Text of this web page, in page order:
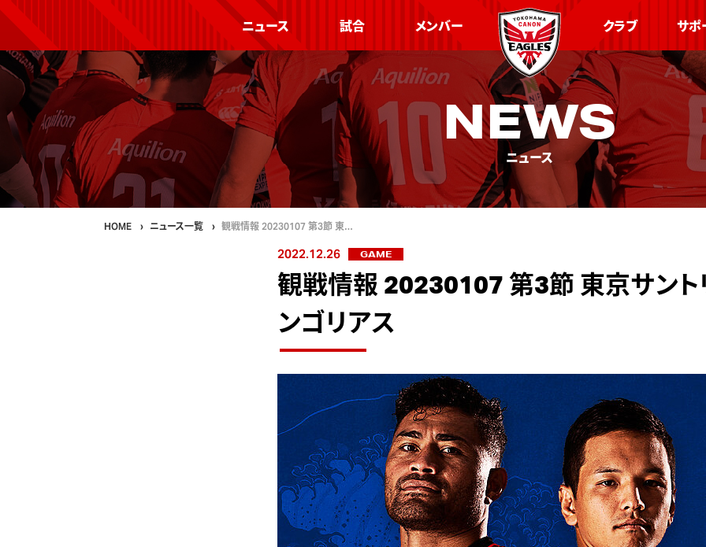
ニュース 試合 メンバー クラブ サポ
NEWS
ニュース
HOME ニュース一覧 観戦情報 20230107 第3節 東…
2022.12.26 GAME
観戦情報 20230107 第3節 東京サント
ンゴリアス